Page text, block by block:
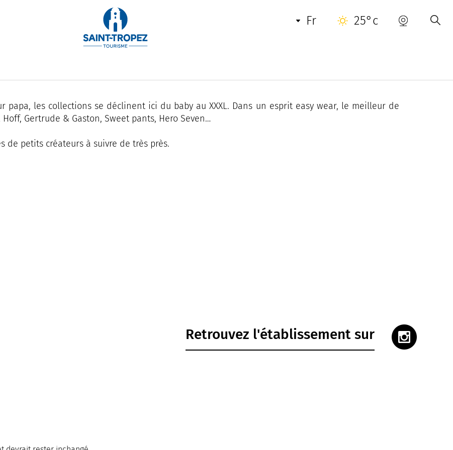
fr 25°c
les collections se déclinent ici du baby au XXXL. Dans un esprit easy wear, le meilleur de
Gertrude & Gaston, Sweet pants, Hero Seven…
de petits créateurs à suivre de très près.
Retrouvez l'établissement sur